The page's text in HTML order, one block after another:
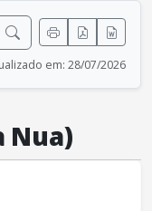
em: 28/07/2026
Nua)